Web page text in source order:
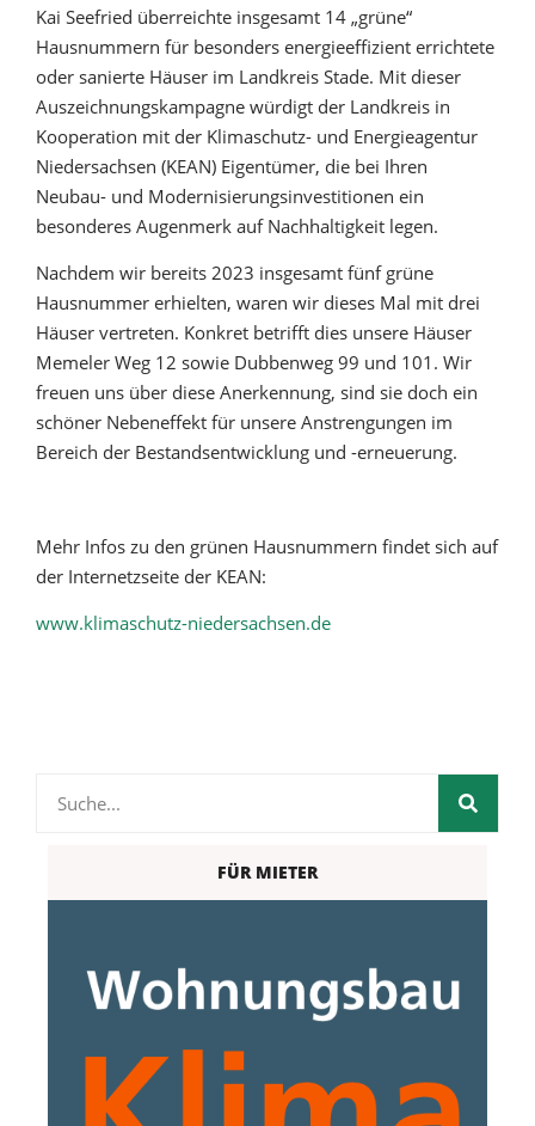
Kai Seefried überreichte insgesamt 14 „grüne“
Hausnummern für besonders energieeffizient errichtete
oder sanierte Häuser im Landkreis Stade. Mit dieser
Auszeichnungskampagne würdigt der Landkreis in
Kooperation mit der Klimaschutz- und Energieagentur
Niedersachsen (KEAN) Eigentümer, die bei Ihren
Neubau- und Modernisierungsinvestitionen ein
besonderes Augenmerk auf Nachhaltigkeit legen.
Nachdem wir bereits 2023 insgesamt fünf grüne
Hausnummer erhielten, waren wir dieses Mal mit drei
Häuser vertreten. Konkret betrifft dies unsere Häuser
Memeler Weg 12 sowie Dubbenweg 99 und 101. Wir
freuen uns über diese Anerkennung, sind sie doch ein
schöner Nebeneffekt für unsere Anstrengungen im
Bereich der Bestandsentwicklung und -erneuerung.
Mehr Infos zu den grünen Hausnummern findet sich auf
der Internetzseite der KEAN:
www.klimaschutz-niedersachsen.de
FÜR MIETER